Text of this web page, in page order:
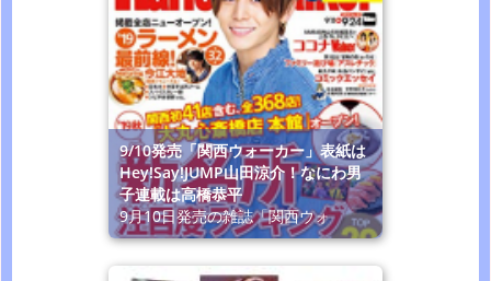
9/10発売「関西ウォーカー」表紙は
Hey!Say!JUMP山田涼介！なにわ男
子連載は高橋恭平
9月10日発売の雑誌「関西ウォ